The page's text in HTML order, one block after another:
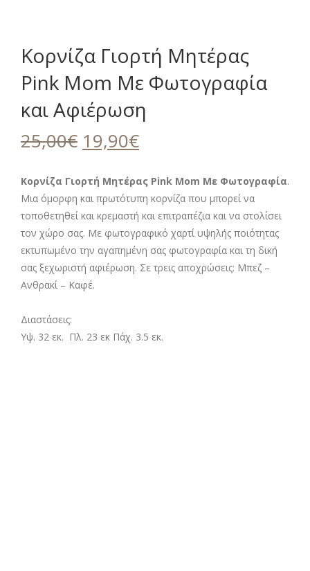
Κορνίζα Γιορτή Μητέρας
Pink Mom Με Φωτογραφία
και Αφιέρωση
25,00€ Original
was:
25,00€.
19,90€Η
τιμή
είναι:
19,90€.
Κορνίζα Γιορτή Μητέρας Pink Mom Με Φωτογραφία.
Μια όμορφη και πρωτότυπη κορνίζα που μπορεί να
τοποθετηθεί και κρεμαστή και επιτραπέζια και να στολίσει
τον χώρο σας. Με φωτογραφικό χαρτί υψηλής ποιότητας
εκτυπωμένο την αγαπημένη σας φωτογραφία και τη δική
σας ξεχωριστή αφιέρωση. Σε τρεις αποχρώσεις: Μπεζ –
Ανθρακί – Καφέ.
Διαστάσεις:
Υψ. 32 εκ. Πλ. 23 εκ Πάχ. 3.5 εκ.